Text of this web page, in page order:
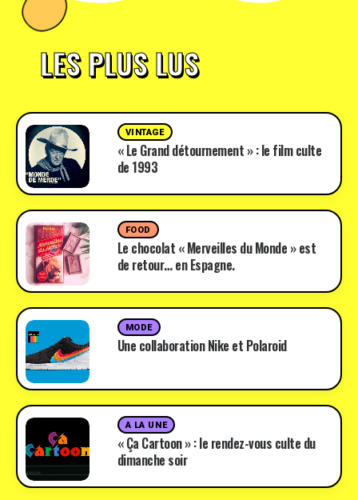
LES PLUS LUS
VINTAGE
« Le Grand détournement » : le film culte
de 1993
FOOD
Le chocolat « Merveilles du Monde » est
de retour… en Espagne.
MODE
Une collaboration Nike et Polaroid
A LA UNE
« Ça Cartoon » : le rendez-vous culte du
dimanche soir